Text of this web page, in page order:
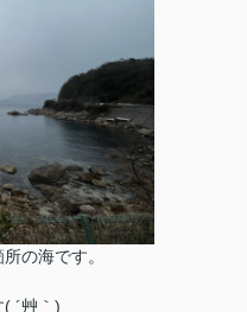
の海です。
´艸｀)